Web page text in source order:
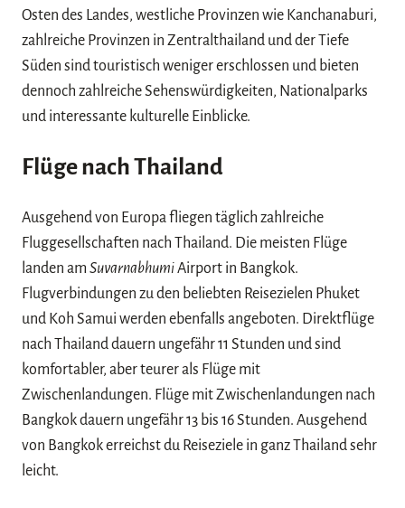
Osten des Landes, westliche Provinzen wie Kanchanaburi,
zahlreiche Provinzen in Zentralthailand und der Tiefe
Süden sind touristisch weniger erschlossen und bieten
dennoch zahlreiche Sehenswürdigkeiten, Nationalparks
und interessante kulturelle Einblicke.
Flüge nach Thailand
Ausgehend von Europa fliegen täglich zahlreiche
Fluggesellschaften nach Thailand. Die meisten Flüge
landen am SuvarnabhumiAirport in Bangkok.
Flugverbindungen zu den beliebten Reisezielen Phuket
und Koh Samui werden ebenfalls angeboten. Direktflüge
nach Thailand dauern ungefähr 11 Stunden und sind
komfortabler, aber teurer als Flüge mit
Zwischenlandungen. Flüge mit Zwischenlandungen nach
Bangkok dauern ungefähr 13 bis 16 Stunden. Ausgehend
von Bangkok erreichst du Reiseziele in ganz Thailand sehr
leicht.